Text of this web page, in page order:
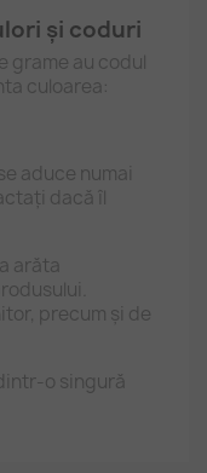
și coduri
grame au codul
culoarea:
aduce numai
dacă îl
arăta
precum și de
o singură